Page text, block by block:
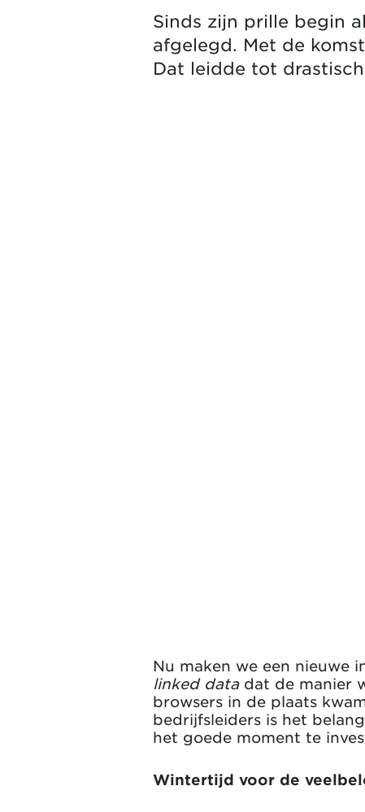
Sinds zijn prille begin
afgelegd. Met de
Dat leidde tot
Nu maken we een nieuwe
linked datadat de manier
browsers in de plaats
bedrijfsleiders is het
het goede moment te
Wintertijd voor de